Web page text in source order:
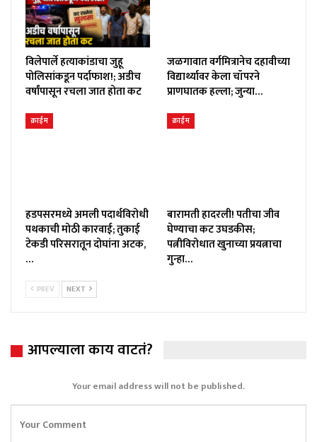
विलेपार्ले हत्याकांडाचा जुहू
पोलिसांकडून पर्दाफाश!; अडीच
वर्षांपासून रचला जात होता कट
जळगावात वर्गमित्रानेच दहावीच्या
विद्यार्थ्यावर केला चॉपरने
प्राणघातक हल्ला; जुन्या…
क्राईम
हडपसरमध्ये अमली पदार्थविरोधी
पथकाची मोठी कारवाई; तुकाई
टेकडी परिसरातून दोघांना अटक,
…
क्राईम
बारामती हादरली! पतीचा जीव
घेण्याचा कट उघडकीस;
पत्नीविरोधात खुनाच्या प्रयत्नाचा
गुन्हा…
PREV NEXT
आपल्याला काय वाटतं?
Your email address will not be published.